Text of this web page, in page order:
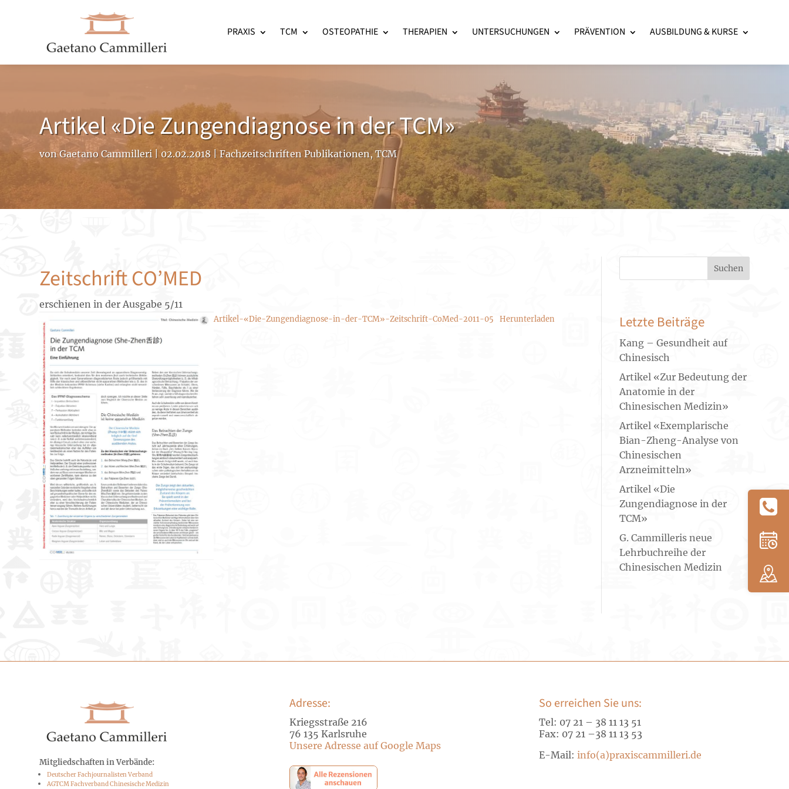
PRAXIS TCM OSTEOPATHIE THERAPIEN UNTERSUCHUNGEN PRÄVENTION AUSBILDUNG & KURSE
Artikel «Die Zungendiagnose in der TCM»
vonGaetano Cammilleri 02.02.2018 |Fachzeitschriften Publikationen,TCM
Zeitschrift CO’MED
erschienen in der Ausgabe 5/11
Artikel-«Die-Zungendiagnose-in-der-TCM»-Zeitschrift-CoMed-2011-05 Herunterladen
Suchen
Letzte Beiträge
Kang – Gesundheit auf
Chinesisch
Artikel «Zur Bedeutung der
Anatomie in der
Chinesischen Medizin»
Artikel «Exemplarische
Bian-Zheng-Analyse von
Chinesischen
Arzneimitteln»
Artikel «Die
Zungendiagnose in der
TCM»
G. Cammilleris neue
Lehrbuchreihe der
Chinesischen Medizin
Mitgliedschaften in Verbände:
Deutscher Fachjournalisten Verband
AGTCM Fachverband Chinesische Medizin
Adresse:
Kriegsstraße 216
76 135 Karlsruhe
Unsere Adresse auf Google Maps
So erreichen Sie uns:
Tel: 07 21 – 38 11 13 51
Fax: 07 21 –38 11 13 53
E-Mail: info(a)praxiscammilleri.de